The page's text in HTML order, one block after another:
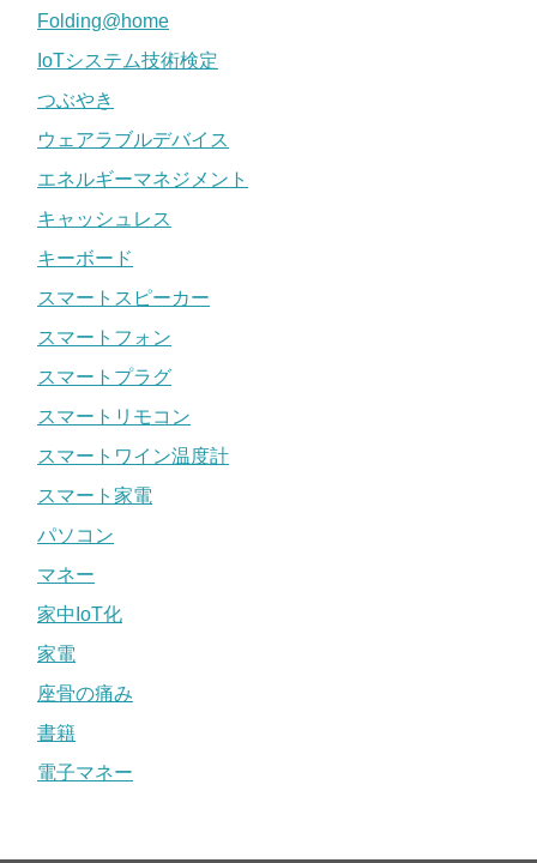
Folding@home
IoTシステム技術検定
つぶやき
ウェアラブルデバイス
エネルギーマネジメント
キャッシュレス
キーボード
スマートスピーカー
スマートフォン
スマートプラグ
スマートリモコン
スマートワイン温度計
スマート家電
パソコン
マネー
家中IoT化
家電
座骨の痛み
書籍
電子マネー